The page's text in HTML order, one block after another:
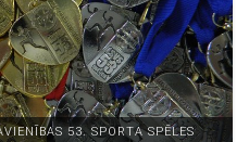
53. SPORTA SPĒLES